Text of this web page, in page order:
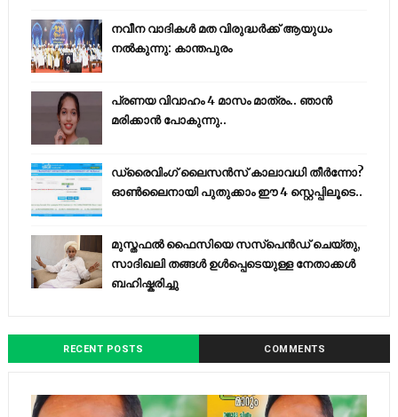
നവീന വാദികൾ മത വിരുദ്ധർക്ക് ആയുധം
നൽകുന്നു: കാന്തപുരം
പ്രണയ വിവാഹം 4 മാസം മാത്രം.. ഞാൻ
മരിക്കാൻ പോകുന്നു..
ഡ്രൈവിംഗ് ലൈസൻസ് കാലാവധി തീർന്നോ?
ഓൺലൈനായി പുതുക്കാം ഈ 4 സ്റ്റെപ്പിലൂടെ..
മുസ്തഫൽ ഫൈസിയെ സസ്‌പെൻഡ് ചെയ്തു,
സാദിഖലി തങ്ങൾ ഉൾപ്പെടെയുള്ള നേതാക്കൾ
ബഹിഷ്കരിച്ചു
RECENT POSTS COMMENTS